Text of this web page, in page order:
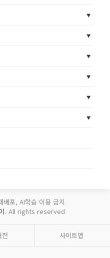
포, AI학습 이용 금지
. All rights reserved
전 사이트맵